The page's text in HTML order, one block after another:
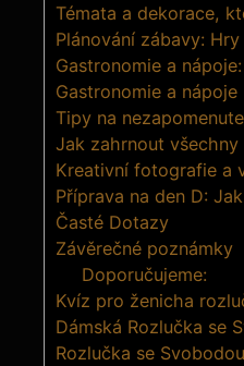
Témata a dekorace,⁢
Plánování zábavy:
Gastronomie a
Gastronomie​ a nápoje
Tipy na
Jak ⁣zahrnout
Kreativní fotografie​ a
Příprava na den D:
Časté Dotazy
Závěrečné poznámky
Doporučujeme:
Kvíz pro ženicha
Dámská Rozlučka se
Rozlučka se